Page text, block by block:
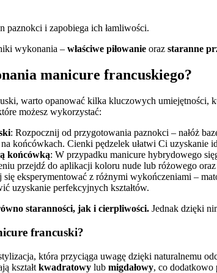
paznokci i zapobiega ich łamliwości.
wykonania – właściwe piłowanie oraz staranne
manicure francuskiego?
warto opanować kilka kluczowych umiejętności,
możesz wykorzystać:
: Rozpocznij od przygotowania paznokci – nałóż
końcówkach. Cienki pędzelek ułatwi Ci uzyskanie
końcówką: W przypadku manicure hybrydowego
przejdź do aplikacji koloru nude lub różowego
się eksperymentować z różnymi wykończeniami –
uzyskanie perfekcyjnych kształtów.
staranności, jak i cierpliwości. Jednak dzięki
francuski?
która przyciąga uwagę dzięki naturalnemu
kształt kwadratowy lub migdałowy, co dodatkowo